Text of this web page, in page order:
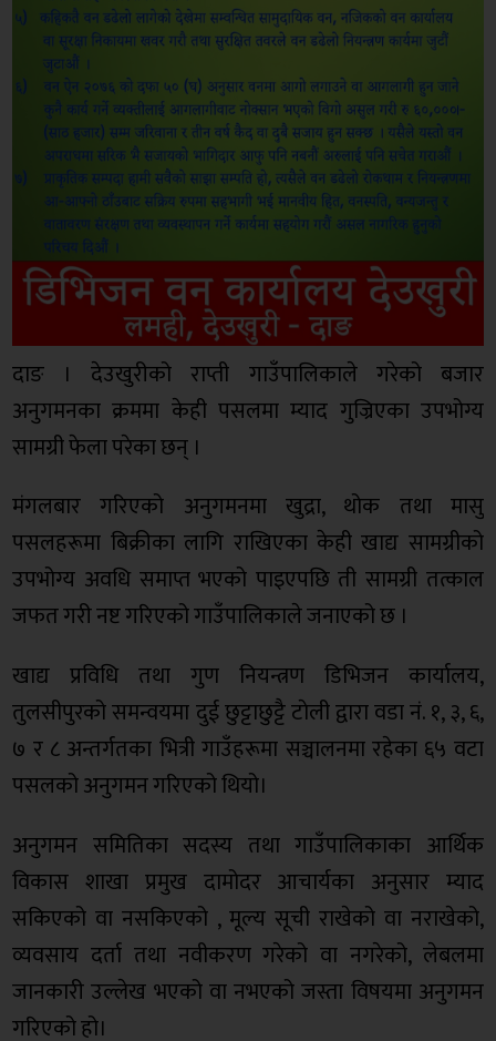
दाङ । देउखुरीको राप्ती गाउँपालिकाले गरेको बजार
अनुगमनका क्रममा केही पसलमा म्याद गुज्रिएका उपभोग्य
सामग्री फेला परेका छन् ।
मंगलबार गरिएको अनुगमनमा खुद्रा, थोक तथा मासु
पसलहरूमा बिक्रीका लागि राखिएका केही खाद्य सामग्रीको
उपभोग्य अवधि समाप्त भएको पाइएपछि ती सामग्री तत्काल
जफत गरी नष्ट गरिएको गाउँपालिकाले जनाएको छ ।
खाद्य प्रविधि तथा गुण नियन्त्रण डिभिजन कार्यालय,
तुलसीपुरको समन्वयमा दुई छुट्टाछुट्टै टाेली द्वारा वडा नं. १, ३, ६,
७ र ८ अन्तर्गतका भित्री गाउँहरूमा सञ्चालनमा रहेका ६५ वटा
पसलको अनुगमन गरिएको थियो।
अनुगमन समितिका सदस्य तथा गाउँपालिकाका आर्थिक
विकास शाखा प्रमुख दामोदर आचार्यका अनुसार म्याद
सकिएको वा नसकिएको , मूल्य सूची राखेको वा नराखेको,
व्यवसाय दर्ता तथा नवीकरण गरेको वा नगरेको, लेबलमा
जानकारी उल्लेख भएको वा नभएको जस्ता विषयमा अनुगमन
गरिएको हो।